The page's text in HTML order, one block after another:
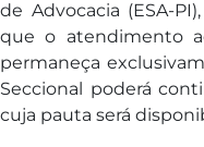
de Advocacia (ESA-
que o atendimento
permaneça
Seccional poderá
cuja pauta será